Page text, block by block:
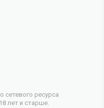
сетевого ресурса
лет и старше.